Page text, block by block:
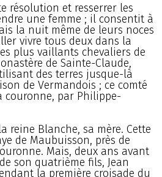
résolution et resserrer les
une femme ; il consentit à
la nuit même de leurs noces
vivre tous deux dans la
plus vaillants chevaliers de
de Sainte-Claude,
des terres jusque-là
de Vermandois ; ce comté
couronne, par Philippe-
reine Blanche, sa mère. Cette
de Maubuisson, près de
Mais, deux ans avant
son quatrième fils, Jean
la première croisade du